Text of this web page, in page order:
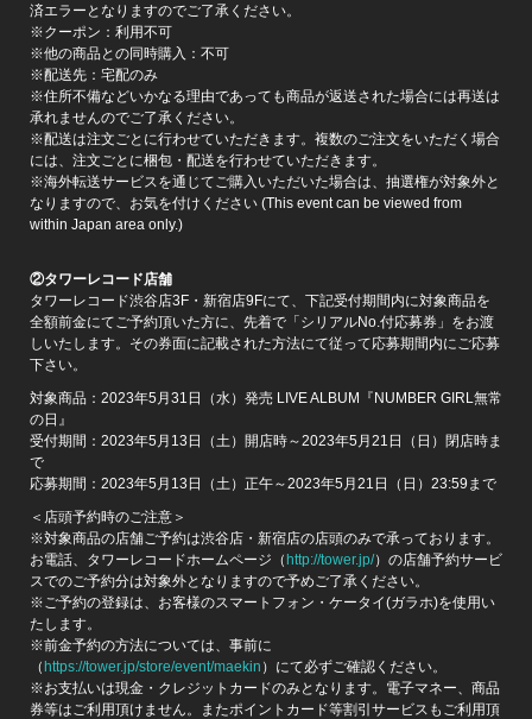
済エラーとなりますのでご了承ください。
※クーポン：利用不可
※他の商品との同時購入：不可
※配送先：宅配のみ
※住所不備などいかなる理由であっても商品が返送された場合には再送は
承れませんのでご了承ください。
※配送は注文ごとに行わせていただきます。複数のご注文をいただく場合
には、注文ごとに梱包・配送を行わせていただきます。
※海外転送サービスを通じてご購入いただいた場合は、抽選権が対象外と
なりますので、お気を付けください (This event can be viewed from
within Japan area only.)
②タワーレコード店舗
タワーレコード渋谷店3F・新宿店9Fにて、下記受付期間内に対象商品を
全額前金にてご予約頂いた方に、先着で「シリアルNo.付応募券」をお渡
しいたします。その券面に記載された方法にて従って応募期間内にご応募
下さい。
対象商品：2023年5月31日（水）発売 LIVE ALBUM『NUMBER GIRL無常
の日』
受付期間：2023年5月13日（土）開店時～2023年5月21日（日）閉店時ま
で
応募期間：2023年5月13日（土）正午～2023年5月21日（日）23:59まで
＜店頭予約時のご注意＞
※対象商品の店舗ご予約は渋谷店・新宿店の店頭のみで承っております。
お電話、タワーレコードホームページ（http://tower.jp/）の店舗予約サービ
スでのご予約分は対象外となりますので予めご了承ください。
※ご予約の登録は、お客様のスマートフォン・ケータイ(ガラホ)を使用い
たします。
※前金予約の方法については、事前に
（https://tower.jp/store/event/maekin ）にて必ずご確認ください。
※お支払いは現金・クレジットカードのみとなります。電子マネー、商品
券等はご利用頂けません。またポイントカード等割引サービスもご利用頂